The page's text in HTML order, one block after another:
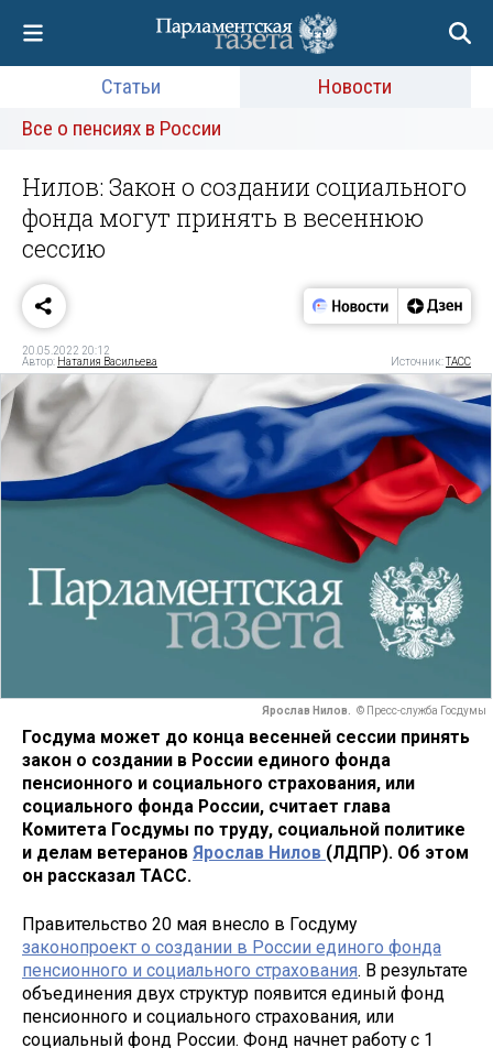
Статьи
Новости
Все о пенсиях в России
Нилов: Закон о создании социального
фонда могут принять в весеннюю
сессию
20.05.2022 20:12
Автор: Наталия Васильева Источник:ТАСС
Ярослав Нилов. © Пресс-служба Госдумы
Госдума может до конца весенней сессии принять
закон о создании в России единого фонда
пенсионного и социального страхования, или
социального фонда России, считает глава
Комитета Госдумы по труду, социальной политике
и делам ветеранов Ярослав Нилов (ЛДПР). Об этом
он рассказал ТАСС.
Правительство 20 мая внесло в Госдуму
законопроект о создании в России единого фонда
пенсионного и социального страхования. В результате
объединения двух структур появится единый фонд
пенсионного и социального страхования, или
социальный фонд России. Фонд начнет работу с 1